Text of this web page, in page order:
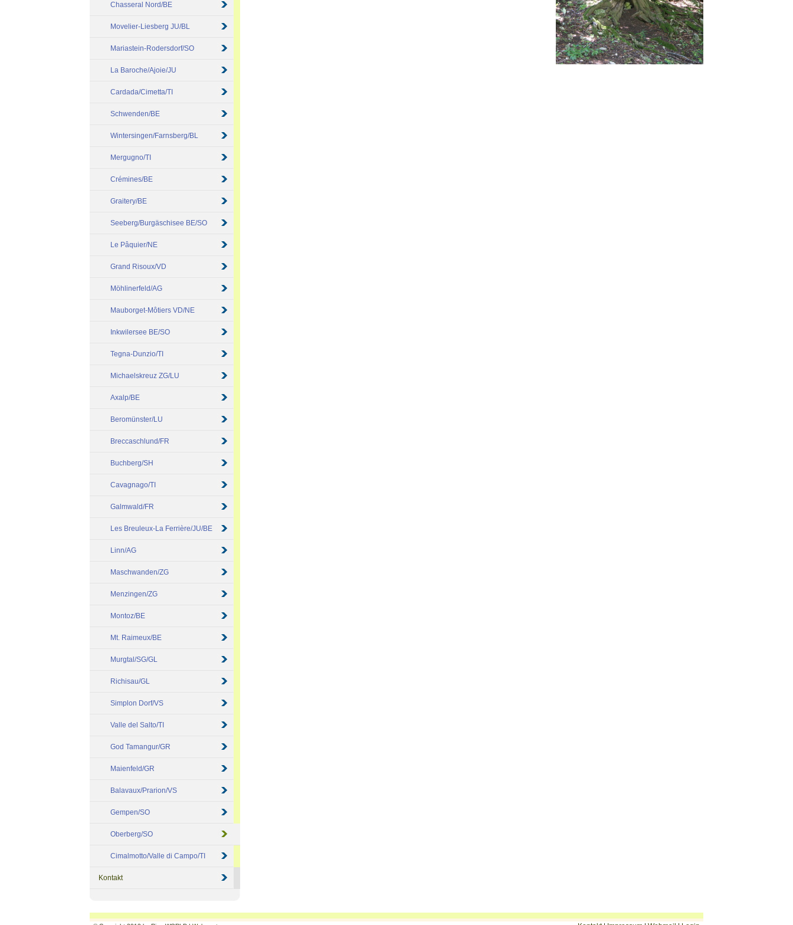
Chasseral Nord/BE
Movelier-Liesberg JU/BL
Mariastein-Rodersdorf/SO
La Baroche/Ajoie/JU
Cardada/Cimetta/TI
Schwenden/BE
Wintersingen/Farnsberg/BL
Mergugno/TI
Crémines/BE
Graitery/BE
Seeberg/Burgäschisee BE/SO
Le Pâquier/NE
Grand Risoux/VD
Möhlinerfeld/AG
Mauborget-Môtiers VD/NE
Inkwilersee BE/SO
Tegna-Dunzio/TI
Michaelskreuz ZG/LU
Axalp/BE
Beromünster/LU
Breccaschlund/FR
Buchberg/SH
Cavagnago/TI
Galmwald/FR
Les Breuleux-La Ferrière/JU/BE
Linn/AG
Maschwanden/ZG
Menzingen/ZG
Montoz/BE
Mt. Raimeux/BE
Murgtal/SG/GL
Richisau/GL
Simplon Dorf/VS
Valle del Salto/TI
God Tamangur/GR
Maienfeld/GR
Balavaux/Prarion/VS
Gempen/SO
Oberberg/SO
Cimalmotto/Valle di Campo/TI
Kontakt